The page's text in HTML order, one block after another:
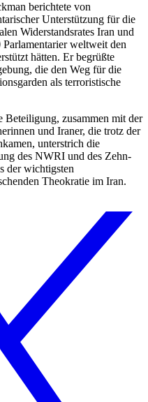
berichtete von
Unterstützung für die
Widerstandsrates Iran und
weltweit den
hätten. Er begrüßte
die den Weg für die
als terroristische
Beteiligung, zusammen mit der
und Iraner, die trotz der
unterstrich die
des NWRI und des Zehn-
der wichtigsten
Theokratie im Iran.